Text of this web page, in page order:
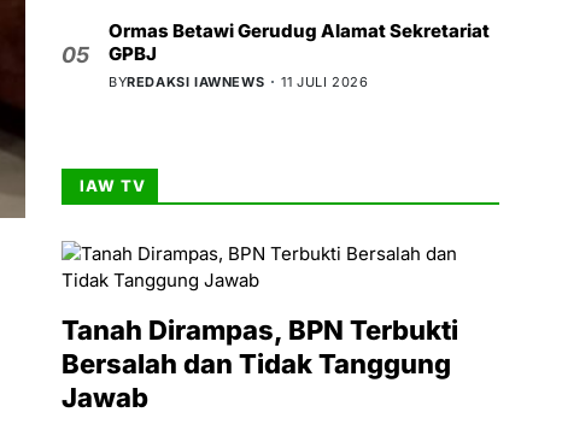
05
Ormas Betawi Gerudug Alamat Sekretariat
GPBJ
BYREDAKSI IAWNEWS 11 JULI 2026
IAW TV
Tanah Dirampas, BPN Terbukti
Bersalah dan Tidak Tanggung
Jawab